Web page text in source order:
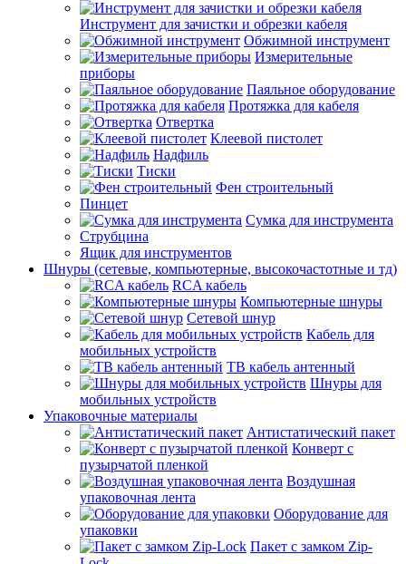
Инструмент для зачистки и обрезки кабеля
Обжимной инструмент
Измерительные
приборы
Паяльное оборудование
Протяжка для кабеля
Отвертка
Клеевой пистолет
Надфиль
Тиски
Фен строительный
Пинцет
Сумка для инструмента
Струбцина
Ящик для инструментов
Шнуры (сетевые, компьютерные, высокочастотные и тд)
RCA кабель
Компьютерные шнуры
Сетевой шнур
Кабель для
мобильных устройств
ТВ кабель антенный
Шнуры для
мобильных устройств
Упаковочные материалы
Антистатический пакет
Конверт с
пузырчатой пленкой
Воздушная
упаковочная лента
Оборудование для
упаковки
Пакет с замком Zip-